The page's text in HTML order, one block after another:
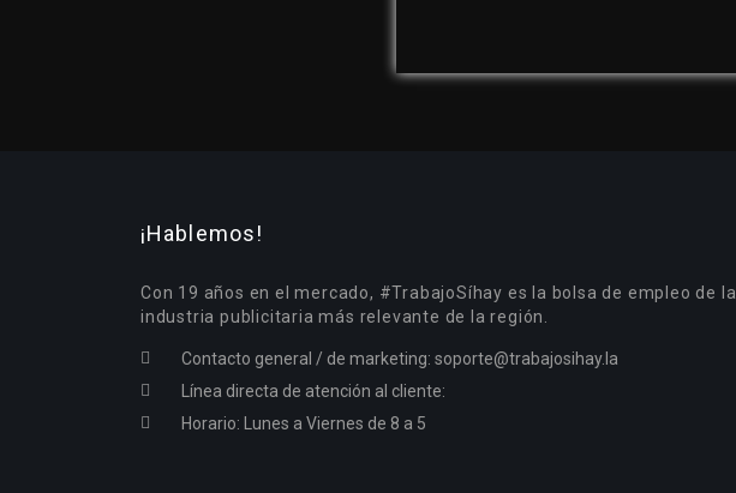
¡Hablemos!
Con 19 años en el mercado, #TrabajoSíhay es la bolsa de empleo de la
industria publicitaria más relevante de la región.
Contacto general / de marketing: soporte@trabajosihay.la
Línea directa de atención al cliente:
Horario: Lunes a Viernes de 8 a 5